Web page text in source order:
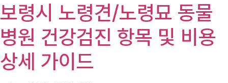
보령시 노령견/노령묘 동물
병원 건강검진 항목 및 비용
상세 가이드